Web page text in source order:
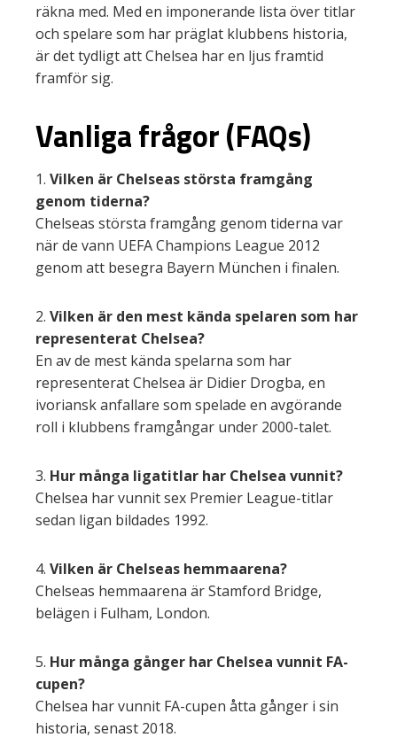
räkna med. Med en imponerande lista över titlar
och spelare som har präglat klubbens historia,
är det tydligt att Chelsea har en ljus framtid
framför sig.
Vanliga frågor (FAQs)
1. Vilken är Chelseas största framgång
genom tiderna?
Chelseas största framgång genom tiderna var
när de vann UEFA Champions League 2012
genom att besegra Bayern München i finalen.
2. Vilken är den mest kända spelaren som har
representerat Chelsea?
En av de mest kända spelarna som har
representerat Chelsea är Didier Drogba, en
ivoriansk anfallare som spelade en avgörande
roll i klubbens framgångar under 2000-talet.
3. Hur många ligatitlar har Chelsea vunnit?
Chelsea har vunnit sex Premier League-titlar
sedan ligan bildades 1992.
4. Vilken är Chelseas hemmaarena?
Chelseas hemmaarena är Stamford Bridge,
belägen i Fulham, London.
5. Hur många gånger har Chelsea vunnit FA-
cupen?
Chelsea har vunnit FA-cupen åtta gånger i sin
historia, senast 2018.